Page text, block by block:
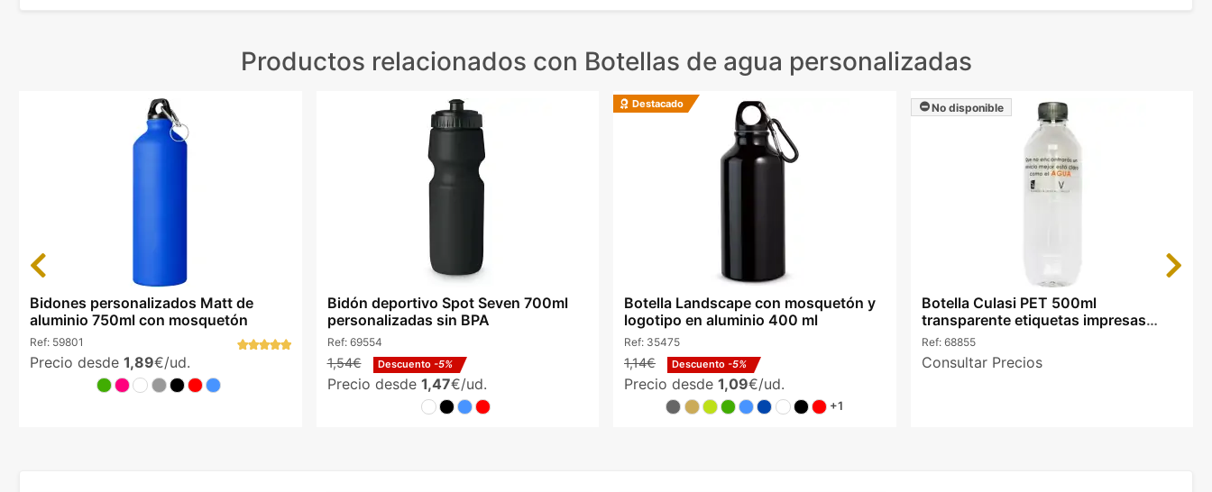
Productos relacionados con Botellas de agua personalizadas
Bidones personalizados Matt de
aluminio 750ml con mosquetón
Ref: 59801
Precio desde 1,89€/ud.
Bidón deportivo Spot Seven 700ml
personalizadas sin BPA
Ref: 69554
1,54€ Descuento -5%
Precio desde 1,47€/ud.
Destacado
Botella Landscape con mosquetón y
logotipo en aluminio 400 ml
Ref: 35475
1,14€ Descuento -5%
Precio desde 1,09€/ud.
+1
No disponible
Botella Culasi PET 500ml
transparente etiquetas impresas
color
Ref: 68855
Consultar Precios
Previous Next